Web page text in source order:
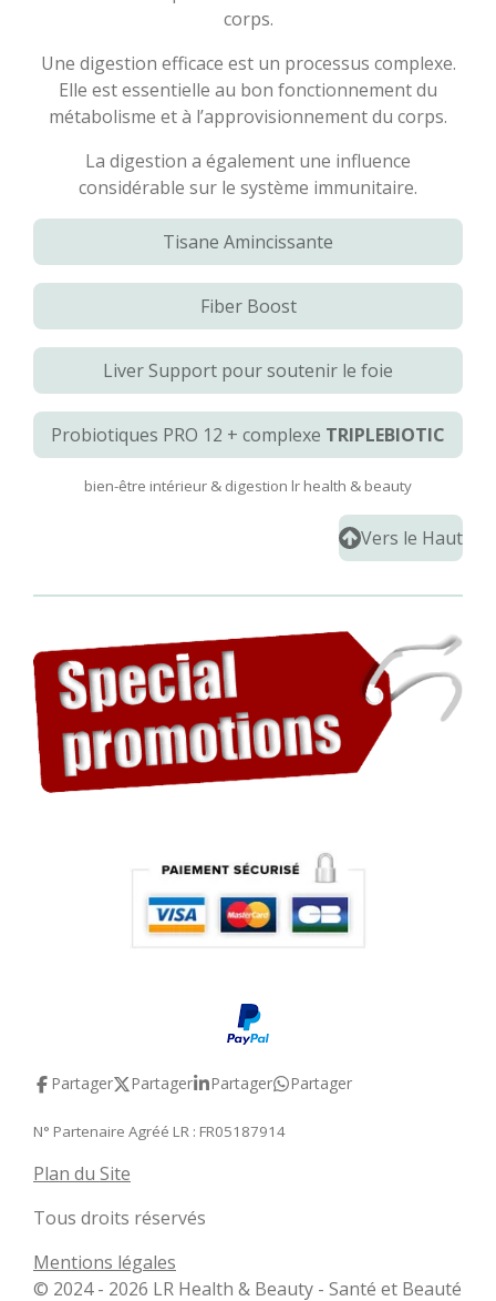
corps.
Une digestion efficace est un processus complexe.
Elle est essentielle au bon fonctionnement du
métabolisme et à l’approvisionnement du corps.
La digestion a également une influence
considérable sur le système immunitaire.
Tisane Amincissante
Fiber Boost
Liver Support pour soutenir le foie
Probiotiques PRO 12 + complexe TRIPLEBIOTIC
bien-être intérieur & digestion lr health & beauty
Vers le Haut
Partager Partager Partager Partager
N° Partenaire Agréé LR : FR05187914
Plan du Site
Tous droits réservés
Mentions légales
© 2024 - 2026 LR Health & Beauty - Santé et Beauté